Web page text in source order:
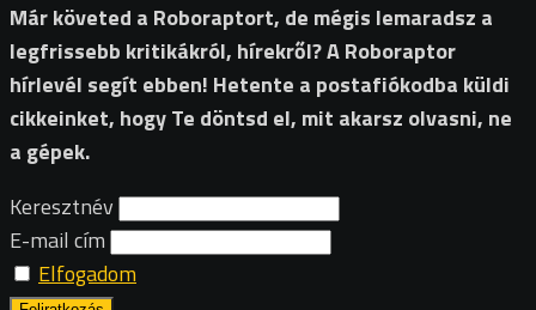
Már követed a Roboraptort, de mégis lemaradsz a
legfrissebb kritikákról, hírekről? A Roboraptor
hírlevél segít ebben! Hetente a postafiókodba küldi
cikkeinket, hogy Te döntsd el, mit akarsz olvasni, ne
a gépek.
Keresztnév
E-mail cím
Elfogadom